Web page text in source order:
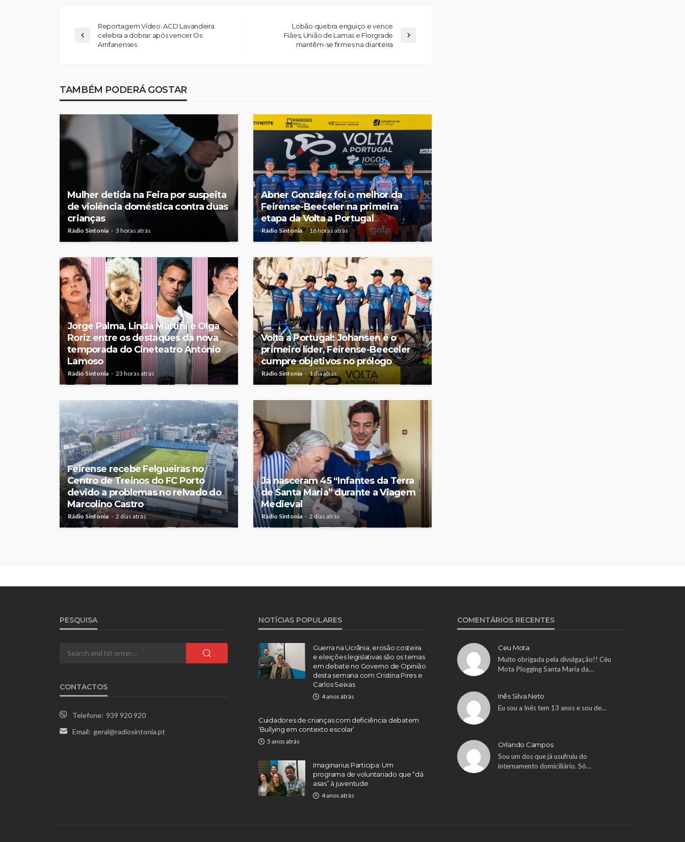
Reportagem Vídeo: ACD Lavandeira
celebra a dobrar após vencer Os
Arrifanenses
Lobão quebra enguiço e vence
Fiães, União de Lamas e Florgrade
mantêm-se firmes na dianteira
TAMBÉM PODERÁ GOSTAR
Mulher detida na Feira por suspeita
de violência doméstica contra duas
crianças
Rádio Sintonia 3 horas atrás
Abner González foi o melhor da
Feirense-Beeceler na primeira
etapa da Volta a Portugal
Rádio Sintonia 16 horas atrás
Jorge Palma, Linda Martini e Olga
Roriz entre os destaques da nova
temporada do Cineteatro António
Lamoso
Rádio Sintonia 23 horas atrás
Volta a Portugal: Johansen é o
primeiro líder, Feirense-Beeceler
cumpre objetivos no prólogo
Rádio Sintonia 1 dia atrás
Feirense recebe Felgueiras no
Centro de Treinos do FC Porto
devido a problemas no relvado do
Marcolino Castro
Rádio Sintonia 2 dias atrás
Já nasceram 45 “Infantes da Terra
de Santa Maria” durante a Viagem
Medieval
Rádio Sintonia 2 dias atrás
PESQUISA
CONTACTOS
Telefone: 939 920 920
Email: geral@radiosintonia.pt
NOTÍCIAS POPULARES
Guerra na Ucrânia, erosão costeira
e eleições legislativas são os temas
em debate no Governo de Opinião
desta semana com Cristina Pires e
Carlos Seixas
4 anos atrás
Cuidadores de crianças com deficiência debatem
‘Bullying em contexto escolar’
5 anos atrás
Imaginarius Participa: Um
programa de voluntariado que “dá
asas” à juventude
4 anos atrás
COMENTÁRIOS RECENTES
Ceu Mota
Muito obrigada pela divulgação!! Céu
Mota Plogging Santa Maria da…
Inês Silva Neto
Eu sou a Inês tem 13 anos e sou de…
Orlando Campos
Sou um dos que já usufruiu do
internamento domiciliário. Só…